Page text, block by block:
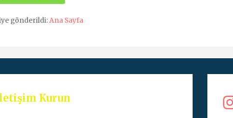
gönderildi:Ana Sayfa
Kurun